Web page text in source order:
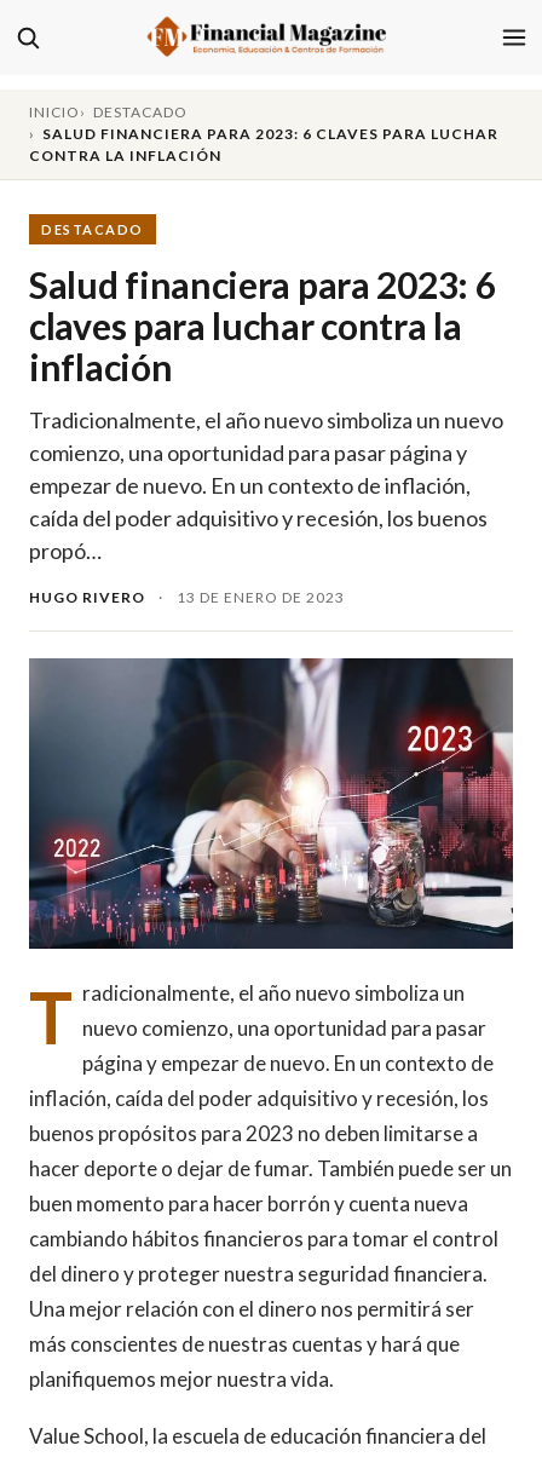
INICIO
DESTACADO
SALUD FINANCIERA PARA 2023: 6 CLAVES PARA LUCHAR
CONTRA LA INFLACIÓN
DESTACADO
Salud financiera para 2023: 6
claves para luchar contra la
inflación
Tradicionalmente, el año nuevo simboliza un nuevo
comienzo, una oportunidad para pasar página y
empezar de nuevo. En un contexto de inflación,
caída del poder adquisitivo y recesión, los buenos
propó…
HUGO RIVERO · 13 DE ENERO DE 2023
T radicionalmente, el año nuevo simboliza un
nuevo comienzo, una oportunidad para pasar
página y empezar de nuevo. En un contexto de
inflación, caída del poder adquisitivo y recesión, los
buenos propósitos para 2023 no deben limitarse a
hacer deporte o dejar de fumar. También puede ser un
buen momento para hacer borrón y cuenta nueva
cambiando hábitos financieros para tomar el control
del dinero y proteger nuestra seguridad financiera.
Una mejor relación con el dinero nos permitirá ser
más conscientes de nuestras cuentas y hará que
planifiquemos mejor nuestra vida.
Value School, la escuela de educación financiera del